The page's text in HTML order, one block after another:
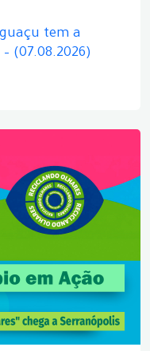
tem a
(07.08.2026)